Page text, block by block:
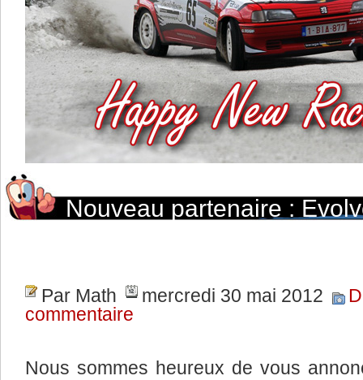
Nouveau partenaire :
Par Math mercredi 30 mai 2012
commentaire
Nous sommes heureux de vous